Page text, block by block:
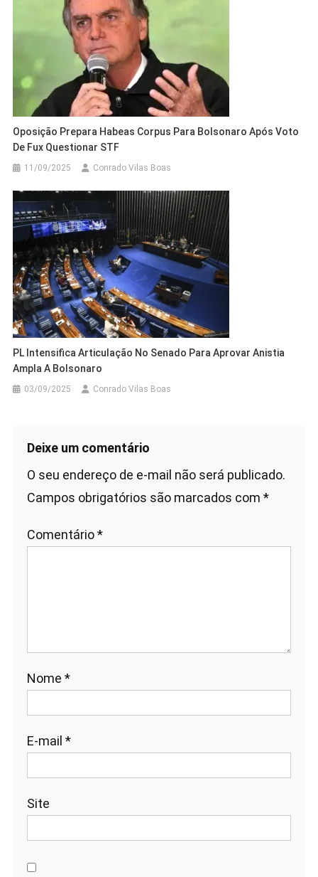
Oposição Prepara Habeas Corpus Para Bolsonaro Após Voto
De Fux Questionar STF
11/09/2025 Conrado Vilas Boas
PL Intensifica Articulação No Senado Para Aprovar Anistia
Ampla A Bolsonaro
03/09/2025 Conrado Vilas Boas
Deixe um comentário
O seu endereço de e-mail não será publicado.
Campos obrigatórios são marcados com *
Comentário*
Nome *
E-mail *
Site